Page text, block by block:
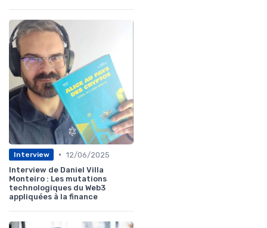
Interview • 12/06/2025
Interview de Daniel Villa
Monteiro : Les mutations
technologiques du Web3
appliquées à la finance